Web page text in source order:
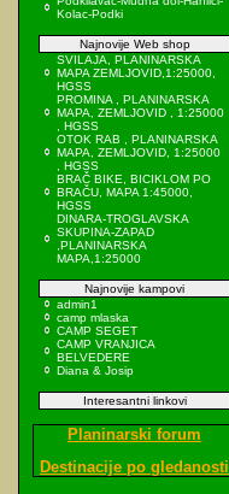
Kolac-Podki
Najnovije Web shop
SVILAJA, PLANINARSKA
MAPA ZEMLJOVID,1:25000,
HGSS
PROMINA , PLANINARSKA
MAPA, ZEMLJOVID , 1:25000
, HGSS
OTOK RAB , PLANINARSKA
MAPA, ZEMLJOVID, 1:25000
, HGSS
BRAČ BIKE, BICIKLOM PO
BRAČU, MAPA 1:45000,
HGSS
DINARA-TROGLAVSKA
SKUPINA-ZAPAD
,PLANINARSKA
MAPA,1:25000
Najnovije kampovi
admin1
camp mlaska
CAMP SEGET
CAMP VRANJICA
BELVEDERE
Diana & Josip
Interesantni linkovi
Planinarski forum
Destinacije po gledanosti